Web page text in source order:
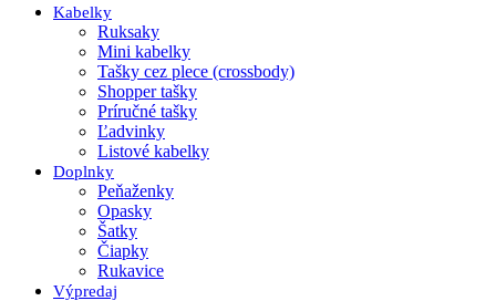
Kabelky
Ruksaky
Mini kabelky
Tašky cez plece (crossbody)
Shopper tašky
Príručné tašky
Ľadvinky
Listové kabelky
Doplnky
Peňaženky
Opasky
Šatky
Čiapky
Rukavice
Výpredaj